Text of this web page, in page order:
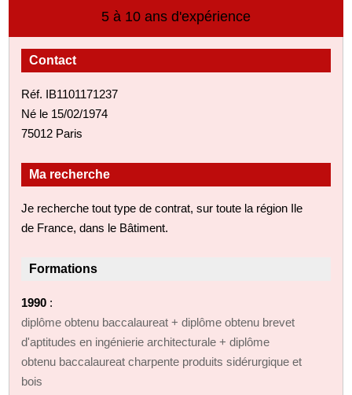
5 à 10 ans d'expérience
Contact
Réf. IB1101171237
Né le 15/02/1974
75012 Paris
Ma recherche
Je recherche tout type de contrat, sur toute la région Ile
de France, dans le Bâtiment.
Formations
1990 :
diplôme obtenu baccalaureat + diplôme obtenu brevet
d'aptitudes en ingénierie architecturale + diplôme
obtenu baccalaureat charpente produits sidérurgique et
bois